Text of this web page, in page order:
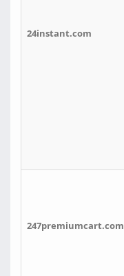
24instant.com
247premiumcart.com